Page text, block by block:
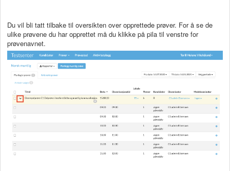
Du vil bli tatt tilbake til oversikten over opprettede prøver. For å se de
ulike prøvene du har opprettet må du klikke på pila til venstre for
prøvenavnet.